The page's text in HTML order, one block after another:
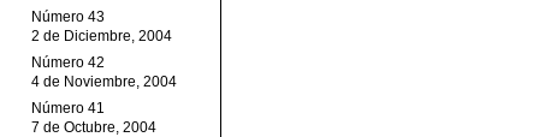
Número 43
2 de Diciembre, 2004
Número 42
4 de Noviembre, 2004
Número 41
7 de Octubre, 2004